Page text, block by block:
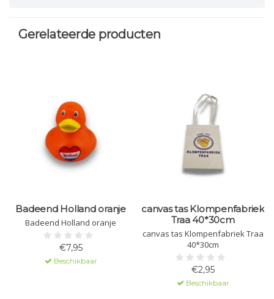
Gerelateerde producten
Badeend Holland oranje
Badeend Holland oranje
€7,95
Beschikbaar
canvas tas Klompenfabriek
Traa 40*30cm
canvas tas Klompenfabriek Traa
40*30cm
€2,95
Beschikbaar